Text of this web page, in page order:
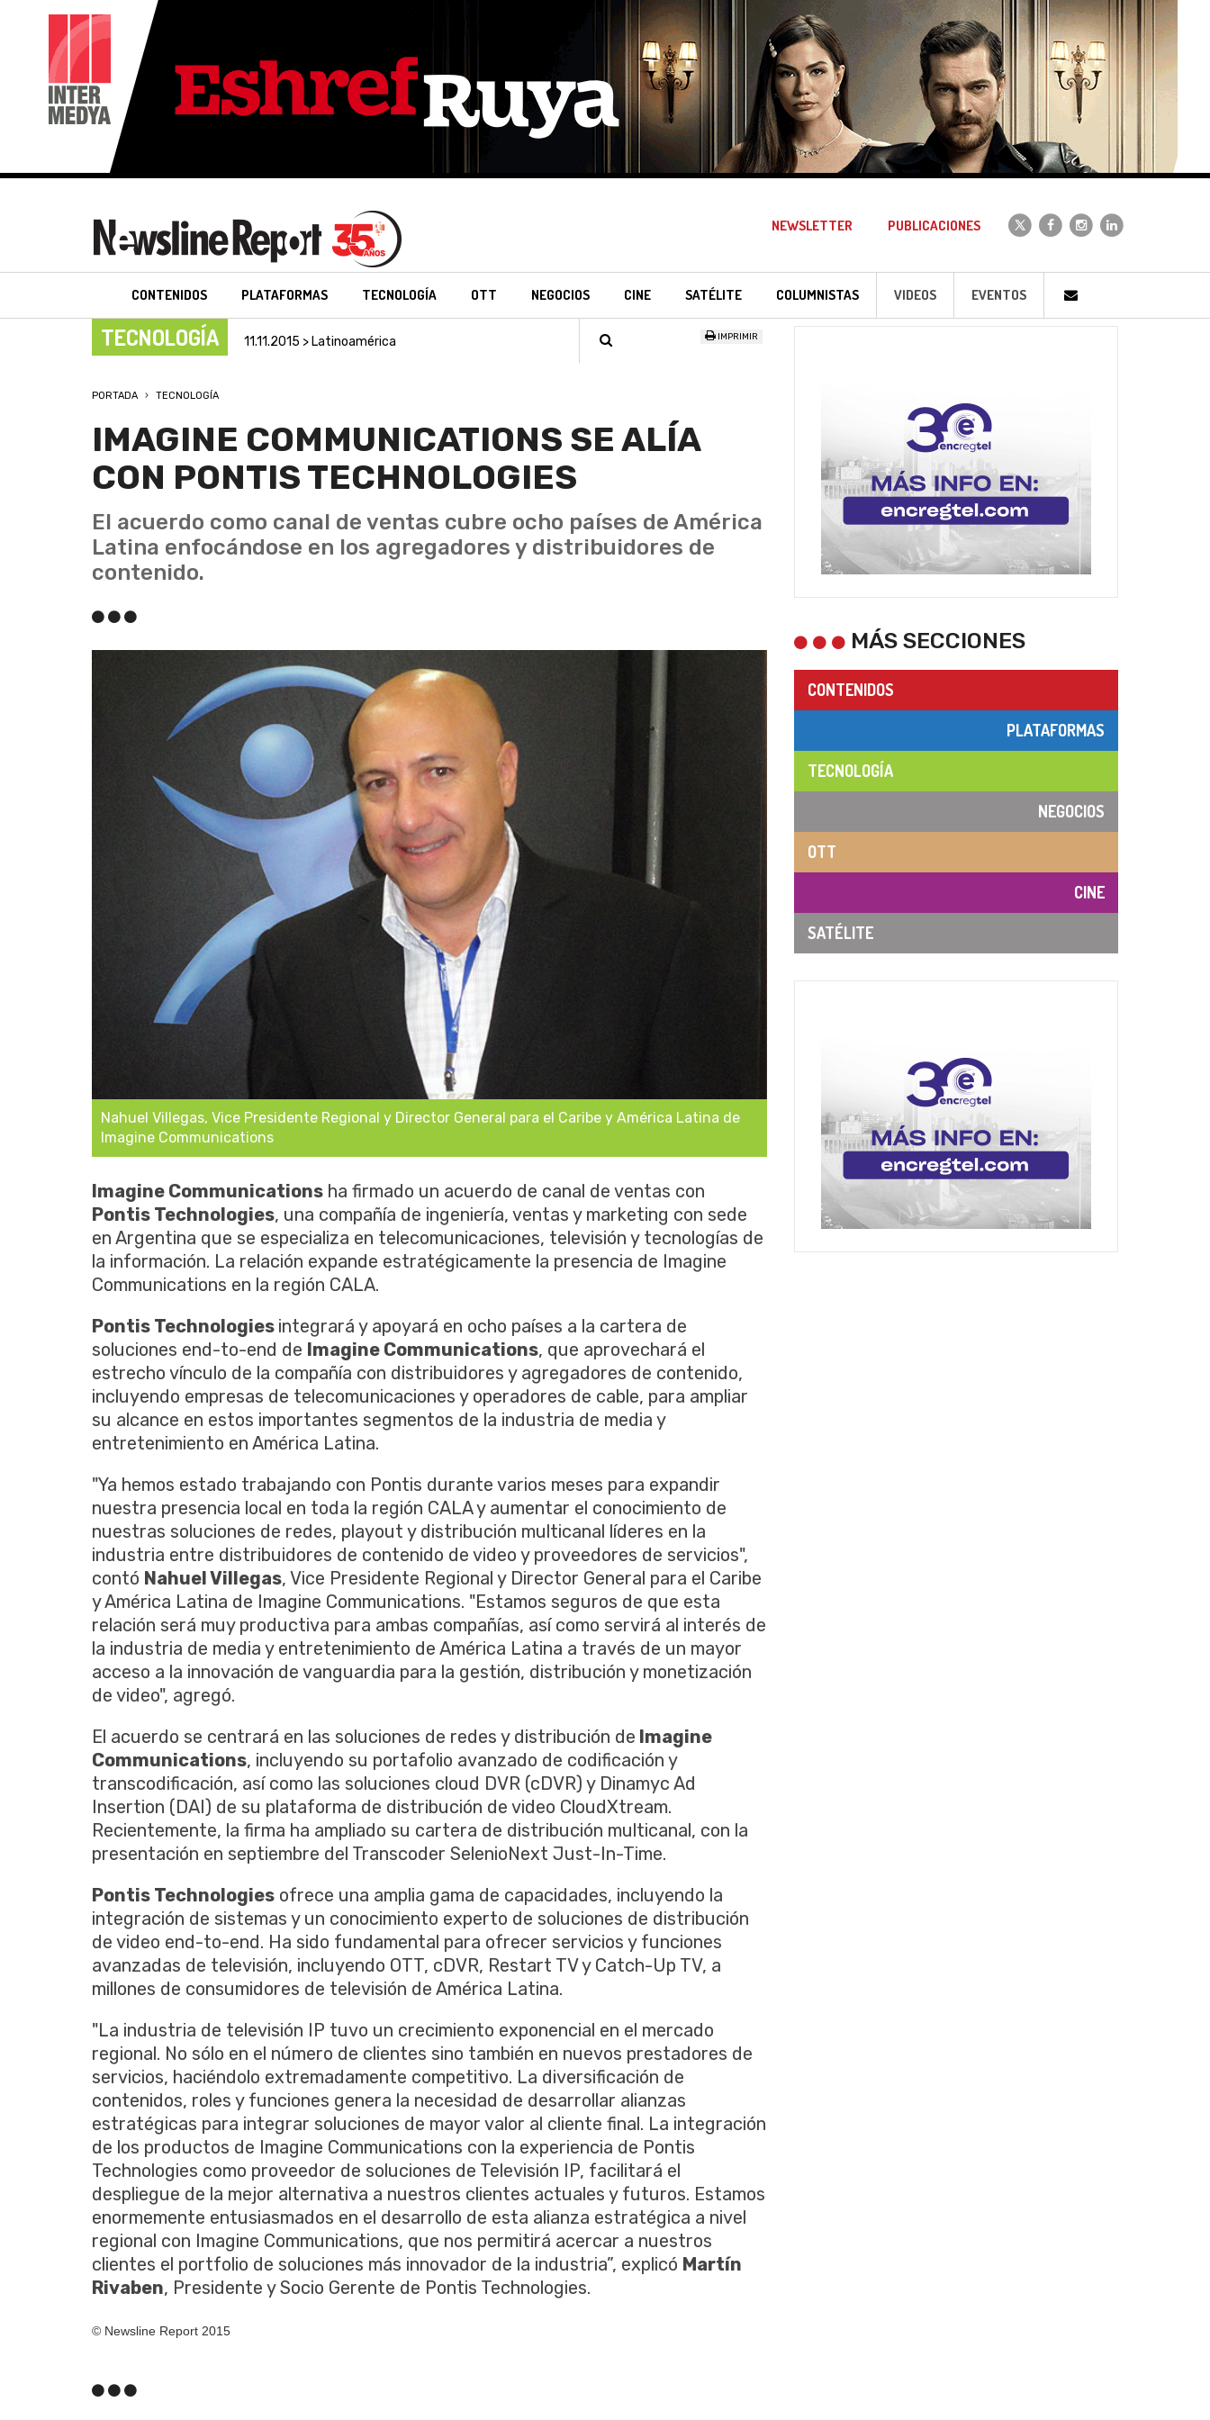
NEWSLETTER PUBLICACIONES
CONTENIDOS PLATAFORMAS TECNOLOGÍA OTT NEGOCIOS CINE SATÉLITE COLUMNISTAS VIDEOS EVENTOS
TECNOLOGÍA 11.11.2015 > Latinoamérica IMPRIMIR
PORTADA TECNOLOGÍA
IMAGINE COMMUNICATIONS SE ALÍA
CON PONTIS TECHNOLOGIES
El acuerdo como canal de ventas cubre ocho países de América
Latina enfocándose en los agregadores y distribuidores de
contenido.
Nahuel Villegas, Vice Presidente Regional y Director General para el Caribe y América Latina de
Imagine Communications
Imagine Communications ha firmado un acuerdo de canal de ventas con
Pontis Technologies, una compañía de ingeniería, ventas y marketing con sede
en Argentina que se especializa en telecomunicaciones, televisión y tecnologías de
la información. La relación expande estratégicamente la presencia de Imagine
Communications en la región CALA.
Pontis Technologies integrará y apoyará en ocho países a la cartera de
soluciones end-to-end de Imagine Communications, que aprovechará el
estrecho vínculo de la compañía con distribuidores y agregadores de contenido,
incluyendo empresas de telecomunicaciones y operadores de cable, para ampliar
su alcance en estos importantes segmentos de la industria de media y
entretenimiento en América Latina.
"Ya hemos estado trabajando con Pontis durante varios meses para expandir
nuestra presencia local en toda la región CALA y aumentar el conocimiento de
nuestras soluciones de redes, playout y distribución multicanal líderes en la
industria entre distribuidores de contenido de video y proveedores de servicios",
contó Nahuel Villegas, Vice Presidente Regional y Director General para el Caribe
y América Latina de Imagine Communications. "Estamos seguros de que esta
relación será muy productiva para ambas compañías, así como servirá al interés de
la industria de media y entretenimiento de América Latina a través de un mayor
acceso a la innovación de vanguardia para la gestión, distribución y monetización
de video", agregó.
El acuerdo se centrará en las soluciones de redes y distribución de Imagine
Communications, incluyendo su portafolio avanzado de codificación y
transcodificación, así como las soluciones cloud DVR (cDVR) y Dinamyc Ad
Insertion (DAI) de su plataforma de distribución de video CloudXtream.
Recientemente, la firma ha ampliado su cartera de distribución multicanal, con la
presentación en septiembre del Transcoder SelenioNext Just-In-Time.
Pontis Technologies ofrece una amplia gama de capacidades, incluyendo la
integración de sistemas y un conocimiento experto de soluciones de distribución
de video end-to-end. Ha sido fundamental para ofrecer servicios y funciones
avanzadas de televisión, incluyendo OTT, cDVR, Restart TV y Catch-Up TV, a
millones de consumidores de televisión de América Latina.
"La industria de televisión IP tuvo un crecimiento exponencial en el mercado
regional. No sólo en el número de clientes sino también en nuevos prestadores de
servicios, haciéndolo extremadamente competitivo. La diversificación de
contenidos, roles y funciones genera la necesidad de desarrollar alianzas
estratégicas para integrar soluciones de mayor valor al cliente final. La integración
de los productos de Imagine Communications con la experiencia de Pontis
Technologies como proveedor de soluciones de Televisión IP, facilitará el
despliegue de la mejor alternativa a nuestros clientes actuales y futuros. Estamos
enormemente entusiasmados en el desarrollo de esta alianza estratégica a nivel
regional con Imagine Communications, que nos permitirá acercar a nuestros
clientes el portfolio de soluciones más innovador de la industria”, explicó Martín
Rivaben, Presidente y Socio Gerente de Pontis Technologies.
© Newsline Report 2015
MÁS SECCIONES
CONTENIDOS
PLATAFORMAS
TECNOLOGÍA
NEGOCIOS
OTT
CINE
SATÉLITE